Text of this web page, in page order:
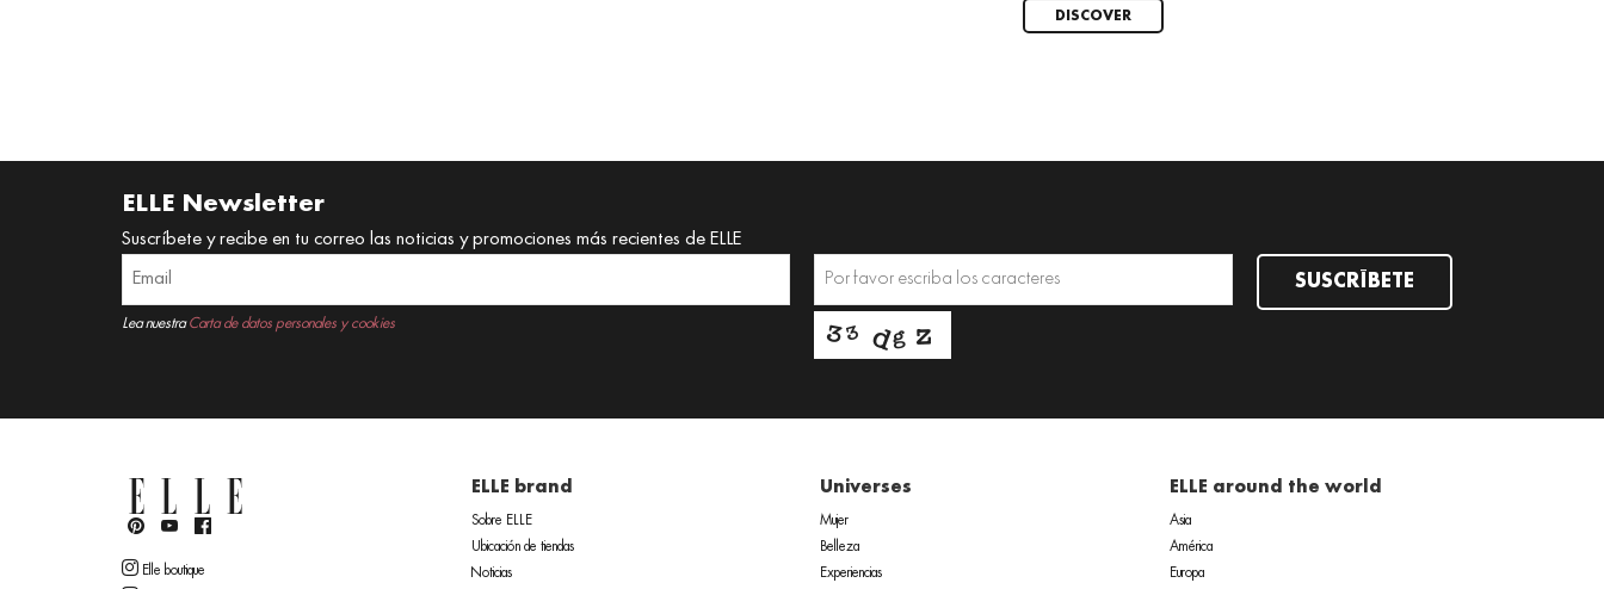
DISCOVER
ELLE Newsletter
Suscríbete y recibe en tu correo las noticias y promociones más recientes de ELLE
Lea nuestraCarta de datos personales y cookies
SUSCRÍBETE
Elle boutique
ELLE brand
Sobre ELLE
Ubicación de tiendas
Noticias
Universes
Mujer
Belleza
Experiencias
ELLE around the world
Asia
América
Europa